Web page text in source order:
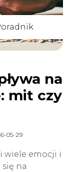
na
mit czy
05-29
wiele emocji i
na